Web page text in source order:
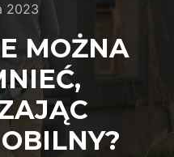
2023
MOŻNA